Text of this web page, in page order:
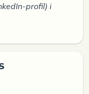
profil) i